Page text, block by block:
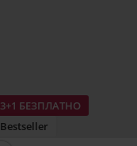
3+1 БЕЗПЛАТНО
Bestseller